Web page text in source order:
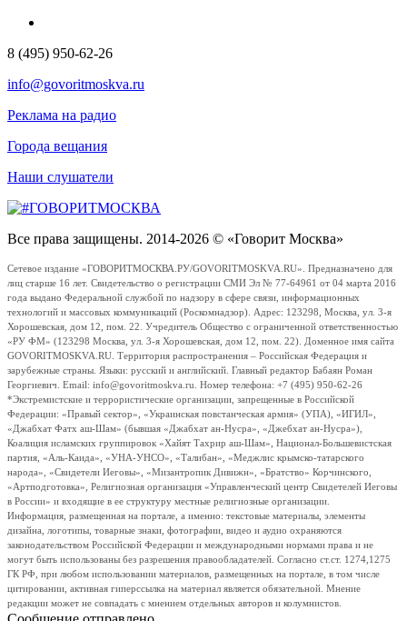
8 (495) 950-62-26
info@govoritmoskva.ru
Реклама на радио
Города вещания
Наши слушатели
Все права защищены. 2014-2026 © «Говорит Москва»
Сетевое издание «ГОВОРИТМОСКВА.РУ/GOVORITMOSKVA.RU». Предназначено для
лиц старше 16 лет. Свидетельство о регистрации СМИ Эл № 77-64961 от 04 марта 2016
года выдано Федеральной службой по надзору в сфере связи, информационных
технологий и массовых коммуникаций (Роскомнадзор). Адрес: 123298, Москва, ул. 3-я
Хорошевская, дом 12, пом. 22. Учредитель Общество с ограниченной ответственностью
«РУ ФМ» (123298 Москва, ул. 3-я Хорошевская, дом 12, пом. 22). Доменное имя сайта
GOVORITMOSKVA.RU. Территория распространения – Российская Федерация и
зарубежные страны. Языки: русский и английский. Главный редактор Бабаян Роман
Георгиевич. Email: info@govoritmoskva.ru. Номер телефона: +7 (495) 950-62-26
*Экстремистские и террористические организации, запрещенные в Российской
Федерации: «Правый сектор», «Украинская повстанческая армия» (УПА), «ИГИЛ»,
«Джабхат Фатх аш-Шам» (бывшая «Джабхат ан-Нусра», «Джебхат ан-Нусра»),
Коалиция исламских группировок «Хайят Тахрир аш-Шам», Национал-Большевистская
партия, «Аль-Каида», «УНА-УНСО», «Талибан», «Меджлис крымско-татарского
народа», «Свидетели Иеговы», «Мизантропик Дивижн», «Братство» Корчинского,
«Артподготовка», Религиозная организация «Управленческий центр Свидетелей Иеговы
в России» и входящие в ее структуру местные религиозные организации.
Информация, размещенная на портале, а именно: текстовые материалы, элементы
дизайна, логотипы, товарные знаки, фотографии, видео и аудио охраняются
законодательством Российской Федерации и международными нормами права и не
могут быть использованы без разрешения правообладателей. Согласно ст.ст. 1274,1275
ГК РФ, при любом использовании материалов, размещенных на портале, в том числе
цитировании, активная гиперссылка на материал является обязательной. Мнение
редакции может не совпадать с мнением отдельных авторов и колумнистов.